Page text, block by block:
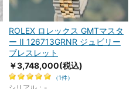
ROLEX ロレックス GMTマスタ
ー II 126713GRNR ジュビリー
ブレスレット
￥3,748,000(税込)
（1件）